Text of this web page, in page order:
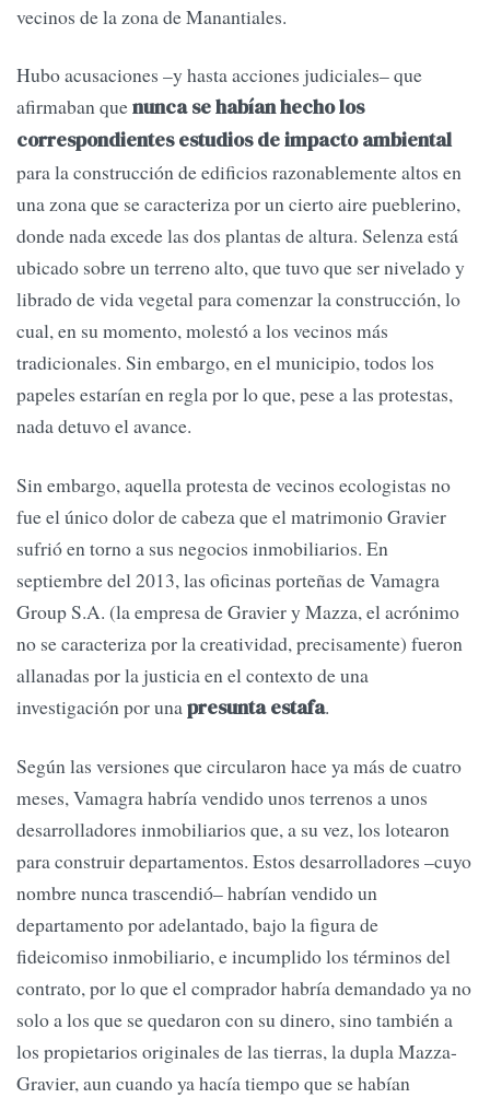
vecinos de la zona de Manantiales.
Hubo acusaciones –y hasta acciones judiciales– que
afirmaban quenunca se habían hecho los
correspondientes estudios de impacto ambiental
para la construcción de edificios razonablemente altos en
una zona que se caracteriza por un cierto aire pueblerino,
donde nada excede las dos plantas de altura. Selenza está
ubicado sobre un terreno alto, que tuvo que ser nivelado y
librado de vida vegetal para comenzar la construcción, lo
cual, en su momento, molestó a los vecinos más
tradicionales. Sin embargo, en el municipio, todos los
papeles estarían en regla por lo que, pese a las protestas,
nada detuvo el avance.
Sin embargo, aquella protesta de vecinos ecologistas no
fue el único dolor de cabeza que el matrimonio Gravier
sufrió en torno a sus negocios inmobiliarios. En
septiembre del 2013, las oficinas porteñas de Vamagra
Group S.A. (la empresa de Gravier y Mazza, el acrónimo
no se caracteriza por la creatividad, precisamente) fueron
allanadas por la justicia en el contexto de una
investigación por unapresunta estafa.
Según las versiones que circularon hace ya más de cuatro
meses, Vamagra habría vendido unos terrenos a unos
desarrolladores inmobiliarios que, a su vez, los lotearon
para construir departamentos. Estos desarrolladores –cuyo
nombre nunca trascendió– habrían vendido un
departamento por adelantado, bajo la figura de
fideicomiso inmobiliario, e incumplido los términos del
contrato, por lo que el comprador habría demandado ya no
solo a los que se quedaron con su dinero, sino también a
los propietarios originales de las tierras, la dupla Mazza-
Gravier, aun cuando ya hacía tiempo que se habían